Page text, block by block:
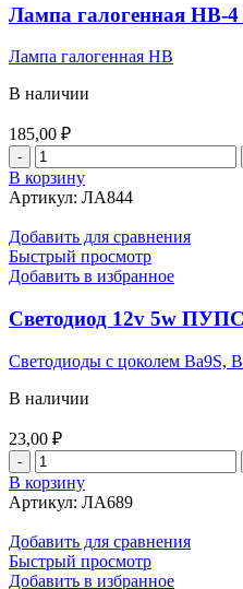
Лампа галогенная НВ-
Лампа галогенная HB
В наличии
185,00 ₽
Количество
товара
Лампа
галогенная
НВ-4
12v
51w
В корзину
Артикул: ЛА844
Добавить для сравнения
Быстрый просмотр
Добавить в избранное
Светодиод 12v 5w
Светодиоды с цоколем Ba9S,
В наличии
23,00 ₽
Количество
товара
Светодиод
12v
5w
ПУПСИК
(Белый)
В корзину
Артикул: ЛА689
Добавить для сравнения
Быстрый просмотр
Добавить в избранное